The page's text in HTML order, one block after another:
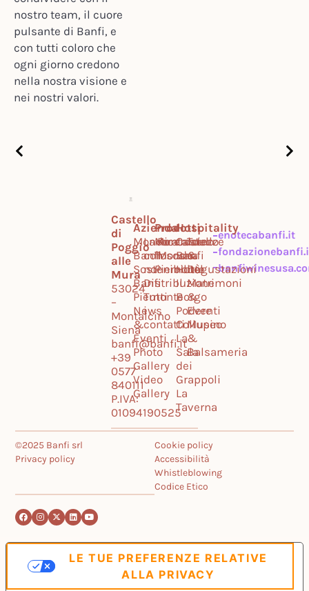
nostro team, il cuore
pulsante di Banfi, e
con tutti coloro che
ogni giorno credono
nella nostra visione e
nei nostri valori.
Castello
di
Poggio
alle
Mura
53024
–
Montalcino
Siena
banfi@banfi.it
+39
0577
840111
P.IVA:
01094190525
Azienda
Mondo
Banfi
Sostenibilità
Banfi
Piemonte
News
&
Eventi
Photo
Gallery
Video
Gallery
Lavora
con
noi
Distribuzione
Tutti
i
contatti
Prodotti
Montalcino
Toscana
Piemonte
Ricercatezze
Mondo
Hospitality
Castello
Banfi
Hotel
Il
Borgo
Podere
Collupino
La
Sala
dei
Grappoli
La
Taverna
Tour
&
Degustazioni
Matrimoni
&
Eventi
Museo
&
Balsameria
enotecabanfi.it
©2025 Banfi srl
Privacy policy
Cookie policy
Accessibilità
Whistleblowing
Codice Etico
LE TUE PREFERENZE RELATIVE
ALLA PRIVACY